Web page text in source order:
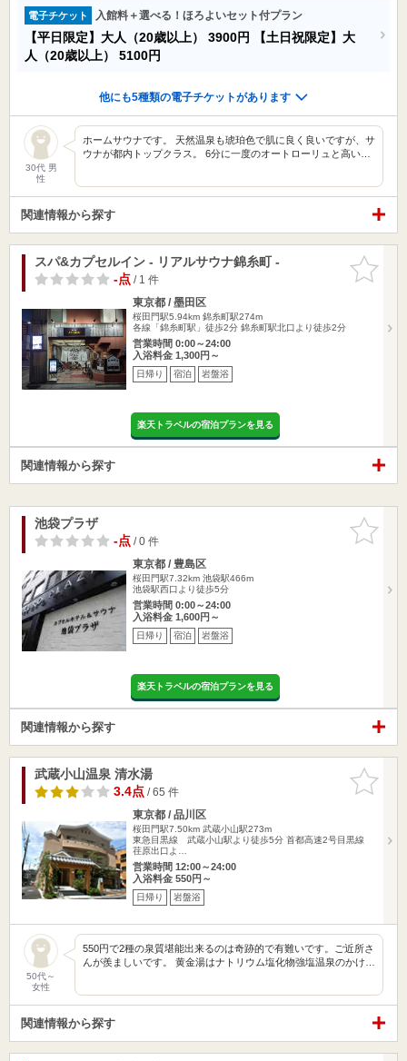
電子チケット 入館料＋選べる！ほろよいセット付プラン
【平日限定】大人（20歳以上） 3900円
【土日祝限定】大
人（20歳以上） 5100円
他にも5種類の電子チケットがあります
30代 男
性
ホームサウナです。 天然温泉も琥珀色で肌に良く良いですが、サ
ウナが都内トップクラス。 6分に一度のオートローリュと高い…
関連情報から探す
お気に入
りに追加
スパ&カプセルイン - リアルサウナ錦糸町 -
-点/ 1 件
東京都 / 墨田区
桜田門駅5.94km 錦糸町駅274m
各線「錦糸町駅」徒歩2分 錦糸町駅北口より徒歩2分
営業時間 0:00～24:00
入浴料金 1,300円～
日帰り 宿泊 岩盤浴
楽天トラベルの宿泊プランを見る
関連情報から探す
お気に入
りに追加
池袋プラザ
-点/ 0 件
東京都 / 豊島区
桜田門駅7.32km 池袋駅466m
池袋駅西口より徒歩5分
営業時間 0:00～24:00
入浴料金 1,600円～
日帰り 宿泊 岩盤浴
楽天トラベルの宿泊プランを見る
関連情報から探す
お気に入
りに追加
武蔵小山温泉 清水湯
3.4点/ 65 件
東京都 / 品川区
桜田門駅7.50km 武蔵小山駅273m
東急目黒線 武蔵小山駅より徒歩5分 首都高速2号目黒線
荏原出口よ…
営業時間 12:00～24:00
入浴料金 550円～
日帰り 岩盤浴
50代～
女性
550円で2種の泉質堪能出来るのは奇跡的で有難いです。ご近所さ
んが羨ましいです。 黄金湯はナトリウム塩化物強塩温泉のかけ…
関連情報から探す